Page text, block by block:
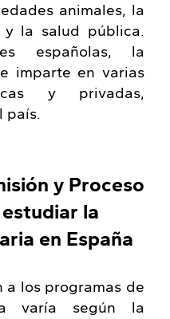
animales, la
y la salud pública.
españolas, la
imparte en varias
y privadas,
país.
y Proceso
la
en España
a los programas de
varía según la